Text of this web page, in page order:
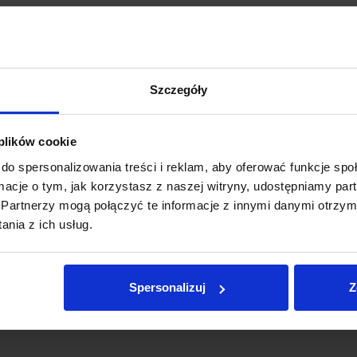
Szczegóły
cookie
spersonalizowania treści i reklam, aby oferować funkcje
o tym, jak korzystasz z naszej witryny, udostępniamy
mogą połączyć te informacje z innymi danymi
z ich usług.
Spersonalizuj
do samochodu
z trybem szybkiego ładowania i
swoim własnym stylem. Wybierz swój ulubiony i
wyborze uchwytu
to wielofunkcyjne urządzenia, które nie tylko
indukcyjne uzupełnianie poziomu baterii –
wyglądem i dbałością o detale. Produkty z tej